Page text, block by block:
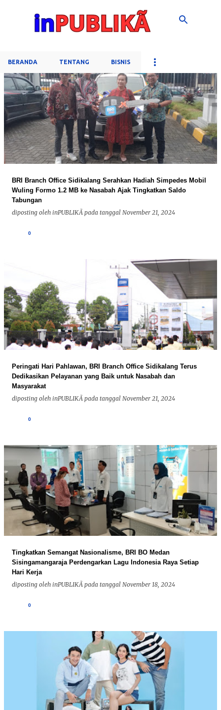
Langsung ke konten utama
BERANDA TENTANG BISNIS
P
o
s
n
BRI Branch Office Sidikalang Serahkan Hadiah Simpedes Mobil
Wuling Formo 1.2 MB ke Nasabah Ajak Tingkatkan Saldo
Tabungan
diposting oleh inPUBLIKÃ pada tanggal November 21, 2024
0
Peringati Hari Pahlawan, BRI Branch Office Sidikalang Terus
Dedikasikan Pelayanan yang Baik untuk Nasabah dan
Masyarakat
diposting oleh inPUBLIKÃ pada tanggal November 21, 2024
0
Tingkatkan Semangat Nasionalisme, BRI BO Medan
Sisingamangaraja Perdengarkan Lagu Indonesia Raya Setiap
Hari Kerja
diposting oleh inPUBLIKÃ pada tanggal November 18, 2024
0